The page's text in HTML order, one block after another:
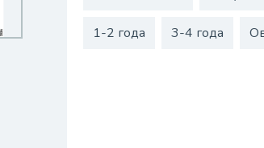
1-2 года 3-4 года